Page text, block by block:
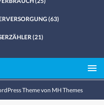
(63)
(21)
Theme von MH Themes